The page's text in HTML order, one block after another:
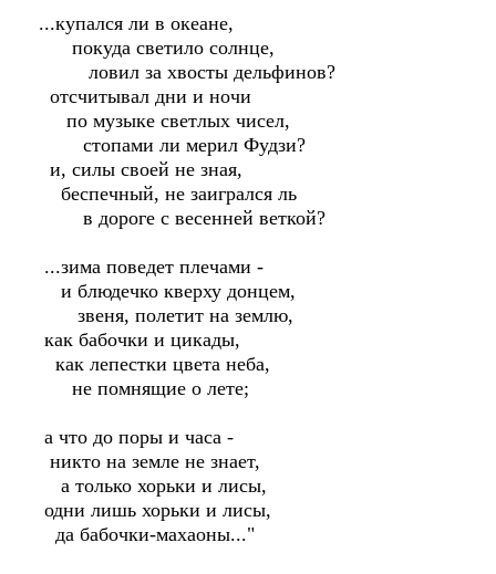
...купался ли в океане,
покуда светило солнце,
ловил за хвосты дельфинов?
отсчитывал дни и ночи
по музыке светлых чисел,
стопами ли мерил Фудзи?
и, силы своей не зная,
беспечный, не заигрался ль
в дороге с весенней веткой?
...зима поведет плечами -
и блюдечко кверху донцем,
звеня, полетит на землю,
как бабочки и цикады,
как лепестки цвета неба,
не помнящие о лете;
а что до поры и часа -
никто на земле не знает,
а только хорьки и лисы,
одни лишь хорьки и лисы,
да бабочки-махаоны..."